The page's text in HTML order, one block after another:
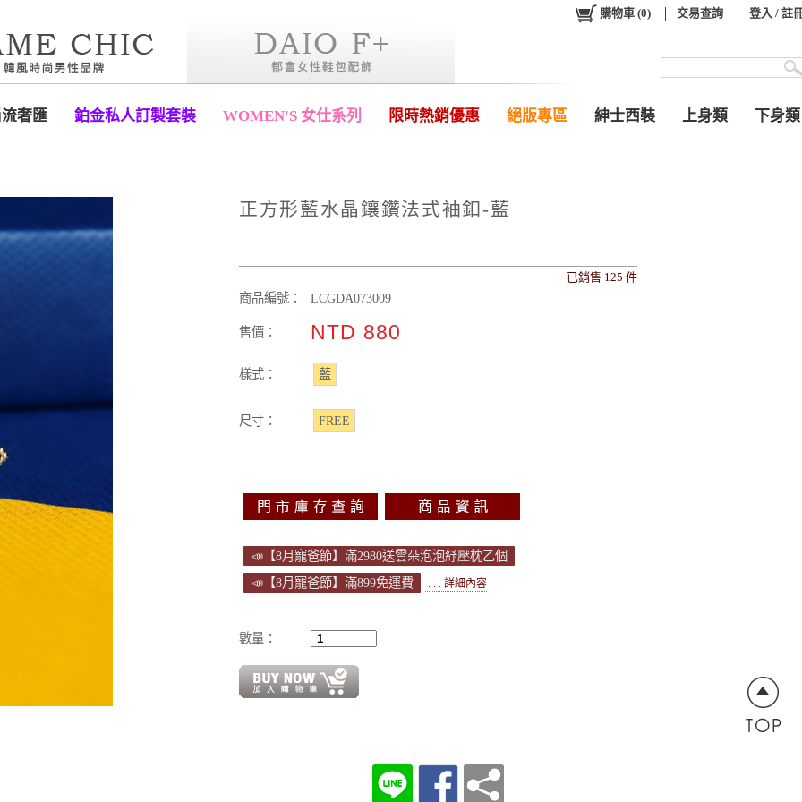
奢匯 鉑金私人訂製套裝 WOMEN'S 女仕系列 限時熱銷優惠 絕版專區 紳士西裝 上身類 下身類
購物車 (0) 交易查詢 登入 / 註
正方形藍水晶鑲鑽法式袖釦-藍
已銷售 125 件
商品編號： LCGDA073009
售價： NTD 880
樣式： 藍
尺寸： FREE
📣【8月寵爸節】滿2980送雲朵泡泡紓壓枕乙個
📣【8月寵爸節】滿899免運費
. . . 詳細內容
數量：